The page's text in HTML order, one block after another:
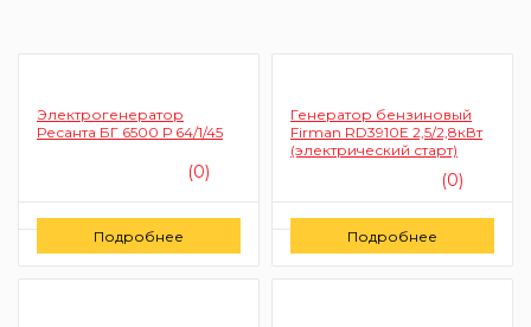
Электрогенератор
Ресанта БГ 6500 Р 64/1/45
(0)
Заказать
Подробнее
Генератор бензиновый
Firman RD3910E 2,5/2,8кВт
(электрический старт)
(0)
Заказать
Подробнее